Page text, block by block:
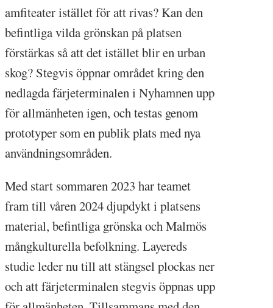
amfiteater istället för att rivas? Kan den
befintliga vilda grönskan på platsen
förstärkas så att det istället blir en urban
skog? Stegvis öppnar området kring den
nedlagda färjeterminalen i Nyhamnen upp
för allmänheten igen, och testas genom
prototyper som en publik plats med nya
användningsområden.
Med start sommaren 2023 har teamet
fram till våren 2024 djupdykt i platsens
material, befintliga grönska och Malmös
mångkulturella befolkning. Layereds
studie leder nu till att stängsel plockas ner
och att färjeterminalen stegvis öppnas upp